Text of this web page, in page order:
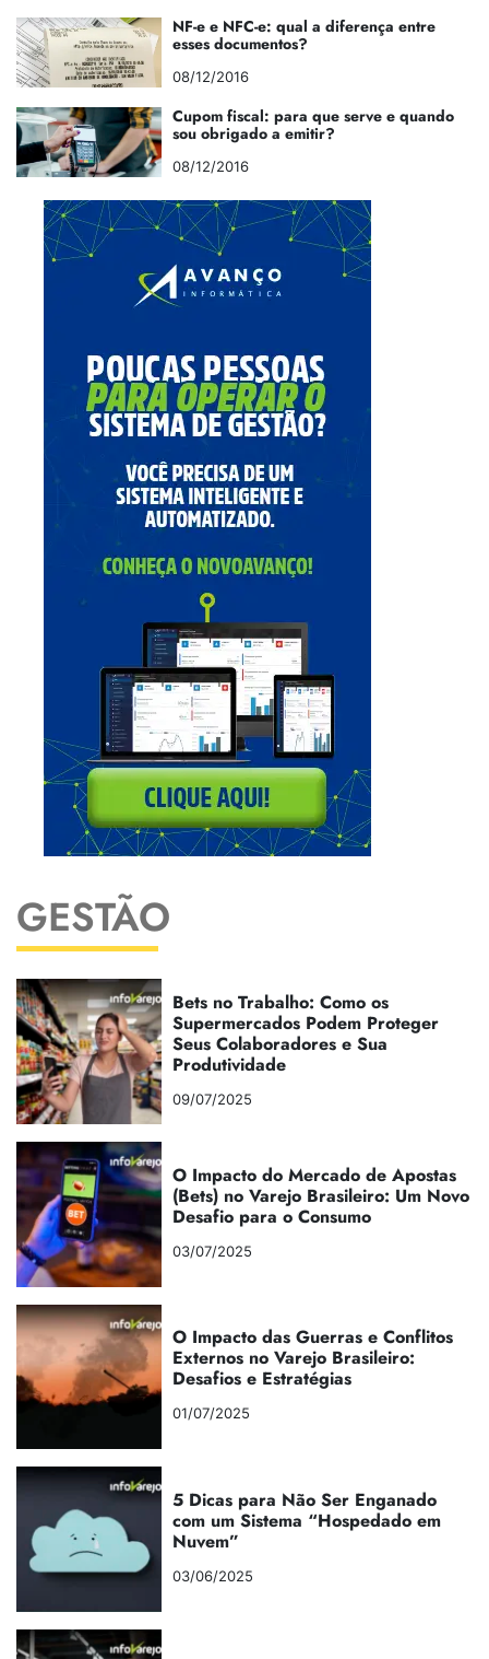
NF-e e NFC-e: qual a diferença entre
esses documentos?
08/12/2016
Cupom fiscal: para que serve e quando
sou obrigado a emitir?
08/12/2016
GESTÃO
Bets no Trabalho: Como os
Supermercados Podem Proteger
Seus Colaboradores e Sua
Produtividade
09/07/2025
O Impacto do Mercado de Apostas
(Bets) no Varejo Brasileiro: Um Novo
Desafio para o Consumo
03/07/2025
O Impacto das Guerras e Conflitos
Externos no Varejo Brasileiro:
Desafios e Estratégias
01/07/2025
5 Dicas para Não Ser Enganado
com um Sistema “Hospedado em
Nuvem”
03/06/2025